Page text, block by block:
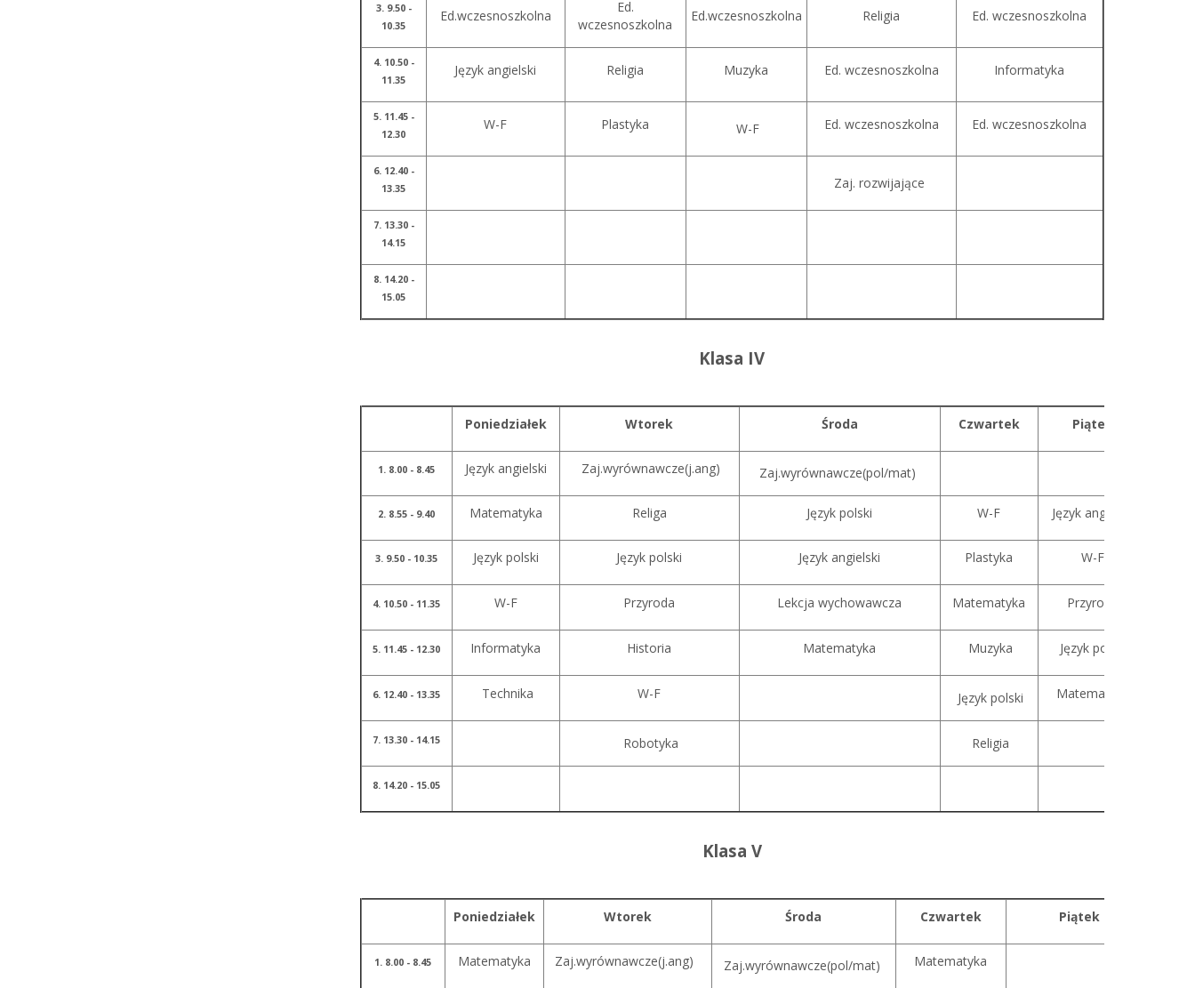
3. 9.50 -
10.35
Ed.wczesnoszkolna
Ed.
wczesnoszkolna
Ed.wczesnoszkolna Religia Ed. wczesnoszkolna
4. 10.50 -
11.35
Język angielski Religia Muzyka Ed. wczesnoszkolna Informatyka
5. 11.45 -
12.30
W-F Plastyka W-F Ed. wczesnoszkolna Ed. wczesnoszkolna
6. 12.40 -
13.35
Zaj. rozwijające
7. 13.30 -
14.15
8. 14.20 -
15.05
Klasa IV
Poniedziałek Wtorek Środa Czwartek Piątek
1. 8.00 - 8.45 Język angielski Zaj.wyrównawcze(j.ang) Zaj.wyrównawcze(pol/mat)
2. 8.55 - 9.40 Matematyka Religa Język polski W-F Język angielski
3. 9.50 - 10.35 Język polski Język polski Język angielski Plastyka W-F
4. 10.50 - 11.35 W-F Przyroda Lekcja wychowawcza Matematyka Przyroda
5. 11.45 - 12.30 Informatyka Historia Matematyka Muzyka Język polski
6. 12.40 - 13.35 Technika W-F Język polski Matematyka
7. 13.30 - 14.15 Robotyka Religia
8. 14.20 - 15.05
Klasa V
Poniedziałek Wtorek Środa Czwartek Piątek
1. 8.00 - 8.45 Matematyka Zaj.wyrównawcze(j.ang) Zaj.wyrównawcze(pol/mat) Matematyka